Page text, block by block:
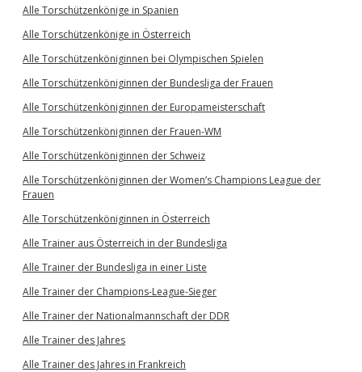
Alle Torschützenkönige in Spanien
Alle Torschützenkönige in Österreich
Alle Torschützenköniginnen bei Olympischen Spielen
Alle Torschützenköniginnen der Bundesliga der Frauen
Alle Torschützenköniginnen der Europameisterschaft
Alle Torschützenköniginnen der Frauen-WM
Alle Torschützenköniginnen der Schweiz
Alle Torschützenköniginnen der Women’s Champions League der
Frauen
Alle Torschützenköniginnen in Österreich
Alle Trainer aus Österreich in der Bundesliga
Alle Trainer der Bundesliga in einer Liste
Alle Trainer der Champions-League-Sieger
Alle Trainer der Nationalmannschaft der DDR
Alle Trainer des Jahres
Alle Trainer des Jahres in Frankreich